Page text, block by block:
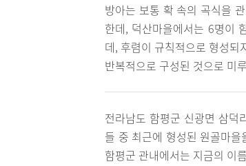
방아는 보통 확 속의 곡식을
한데, 덕산마을에서는 6명이
데, 후렴이 규칙적으로 형성되
반복적으로 구성된 것으로 미
전라남도 함평군 신광면 삼덕
들 중 최근에 형성된 원골마
함평군 관내에서는 지금의 이